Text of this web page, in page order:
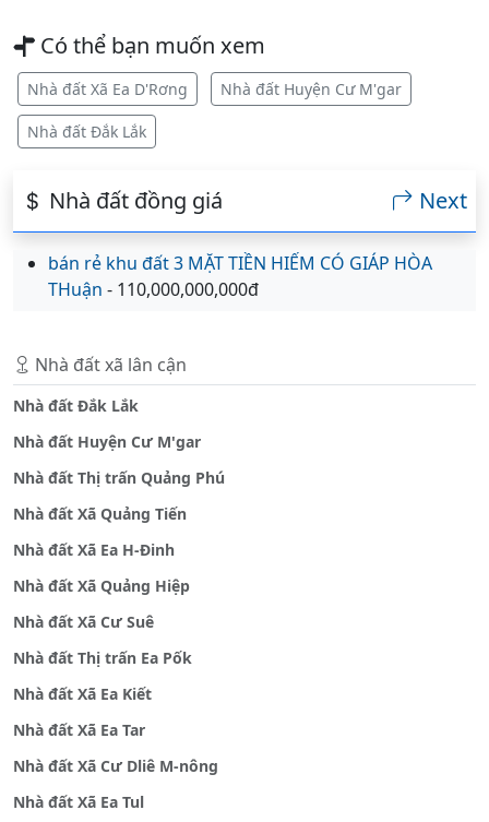
Có thể bạn muốn xem
Nhà đất Xã Ea D'Rơng Nhà đất Huyện Cư M'gar
Nhà đất Đắk Lắk
Nhà đất đồng giá Next
bán rẻ khu đất 3 MẶT TIỀN HIẾM CÓ GIÁP HÒA
THuận - 110,000,000,000đ
Nhà đất xã lân cận
Nhà đất Đắk Lắk
Nhà đất Huyện Cư M'gar
Nhà đất Thị trấn Quảng Phú
Nhà đất Xã Quảng Tiến
Nhà đất Xã Ea H-Đinh
Nhà đất Xã Quảng Hiệp
Nhà đất Xã Cư Suê
Nhà đất Thị trấn Ea Pốk
Nhà đất Xã Ea Kiết
Nhà đất Xã Ea Tar
Nhà đất Xã Cư Dliê M-nông
Nhà đất Xã Ea Tul